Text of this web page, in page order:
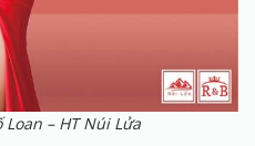
Loan – HT Núi Lửa